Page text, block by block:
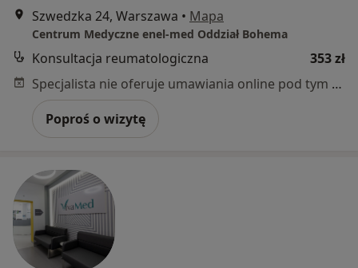
Szwedzka 24, Warszawa • Mapa
Centrum Medyczne enel-med Oddział Bohema
Konsultacja reumatologiczna
353 zł
Specjalista nie oferuje umawiania online pod tym adresem.
Poproś o wizytę